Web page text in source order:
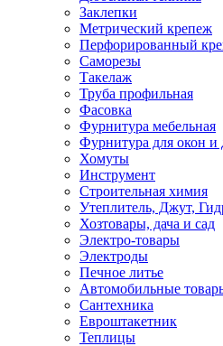
Заклепки
Метрический крепеж
Перфорированный
Саморезы
Такелаж
Труба профильная
Фасовка
Фурнитура мебельная
Фурнитура для окон и
Хомуты
Инструмент
Строительная химия
Утеплитель, Джут,
Хозтовары, дача и сад
Электро-товары
Электроды
Печное литье
Автомобильные
Сантехника
Евроштакетник
Теплицы